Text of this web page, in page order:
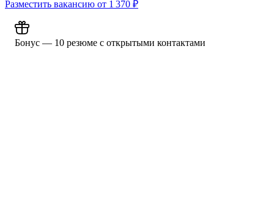
Разместить вакансию от 1 370 ₽
Бонус — 10 резюме с открытыми контактами